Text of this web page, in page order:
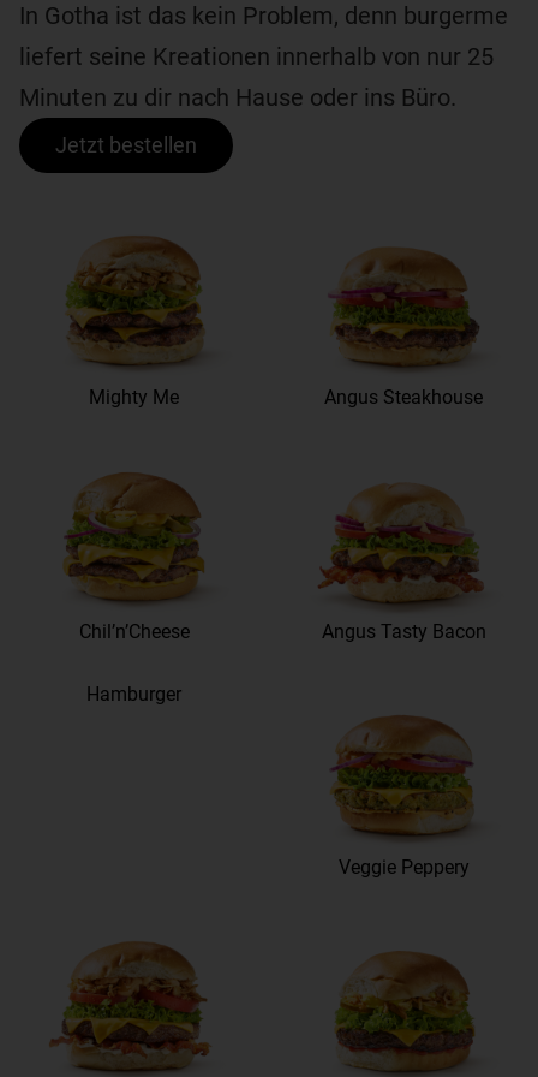
In Gotha ist das kein Problem, denn burgerme
liefert seine Kreationen innerhalb von nur 25
Minuten zu dir nach Hause oder ins Büro.
Jetzt bestellen
Mighty Me Angus Steakhouse
Chil’n’Cheese Angus Tasty Bacon
Hamburger
Veggie Peppery